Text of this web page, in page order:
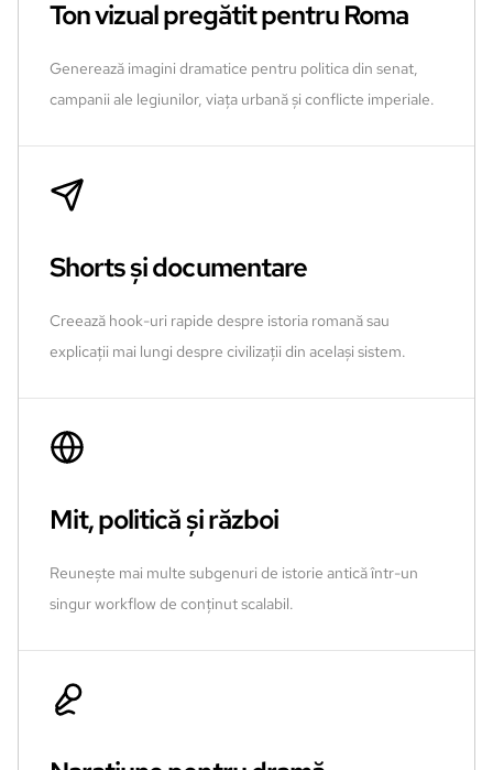
Ton vizual pregătit pentru Roma
Generează imagini dramatice pentru politica din senat,
campanii ale legiunilor, viața urbană și conflicte imperiale.
Shorts și documentare
Creează hook-uri rapide despre istoria romană sau
explicații mai lungi despre civilizații din același sistem.
Mit, politică și război
Reunește mai multe subgenuri de istorie antică într-un
singur workflow de conținut scalabil.